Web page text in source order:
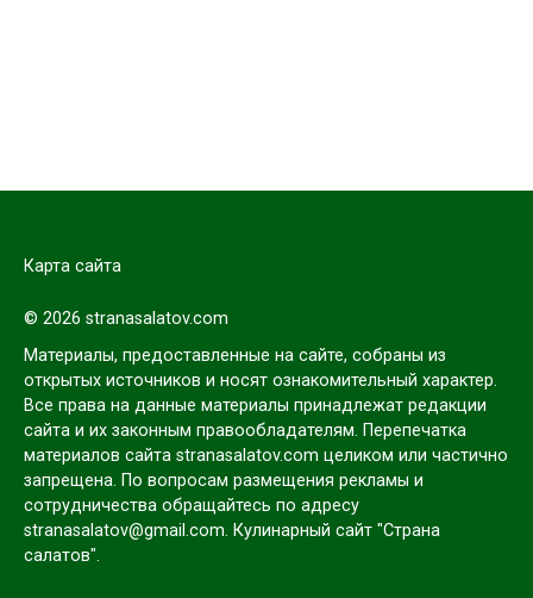
Карта сайта
© 2026 stranasalatov.com
Материалы, предоставленные на сайте, собраны из
открытых источников и носят ознакомительный характер.
Все права на данные материалы принадлежат редакции
сайта и их законным правообладателям. Перепечатка
материалов сайта stranasalatov.com целиком или частично
запрещена. По вопросам размещения рекламы и
сотрудничества обращайтесь по адресу
stranasalatov@gmail.com. Кулинарный сайт "Страна
салатов".